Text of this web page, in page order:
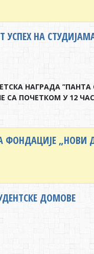
УСПЕХ НА
НАГРАДА
СА ПОЧЕТКОМ У 12
„НОВИ
ДОМОВЕ